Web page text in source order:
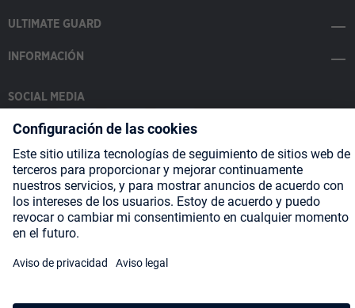
ULTIMATE GUARD
INFORMACIÓN
SOCIAL MEDIA
Payment Methods
Shipping
About us Blog Partners